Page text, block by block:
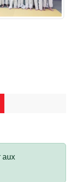
aux